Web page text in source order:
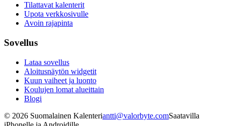
Tilattavat kalenterit
Upota verkkosivulle
Avoin rajapinta
Sovellus
Lataa sovellus
Aloitusnäytön widgetit
Kuun vaiheet ja luonto
Koulujen lomat alueittain
Blogi
© 2026 Suomalainen Kalenteriantti@valorbyte.comSaatavilla